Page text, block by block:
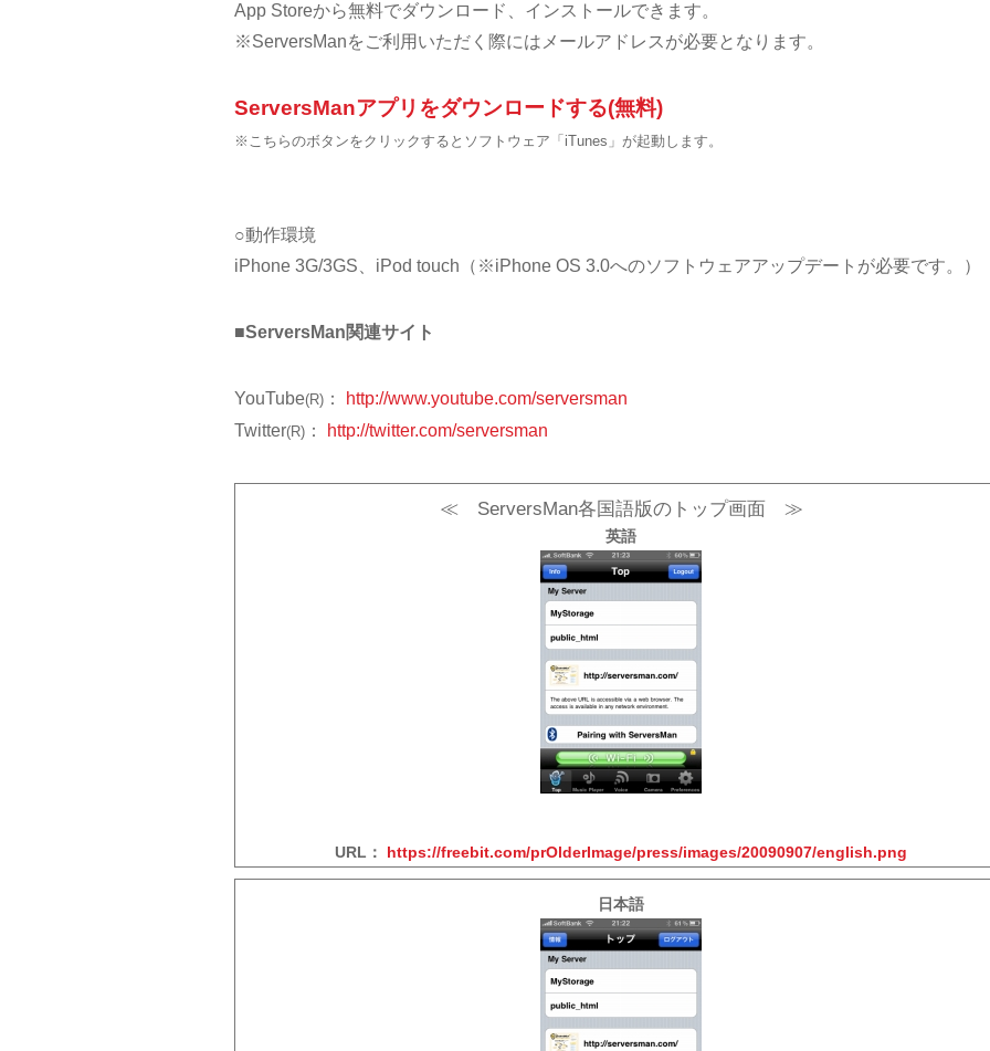
App Storeから無料でダウンロード、インストールできます。
※ServersManをご利用いただく際にはメールアドレスが必要となります。
ServersManアプリをダウンロードする(無料)
※こちらのボタンをクリックするとソフトウェア「iTunes」が起動します。
○動作環境
iPhone 3G/3GS、iPod touch（※iPhone OS 3.0へのソフトウェアアップデートが必要です。）
■ServersMan関連サイト
YouTube(R) ：
http://www.youtube.com/serversman
Twitter(R) ： http://twitter.com/serversman
≪ ServersMan各国語版のトップ画面 ≫
英語
URL： https://freebit.com/prOlderImage/press/images/20090907/english.png
日本語